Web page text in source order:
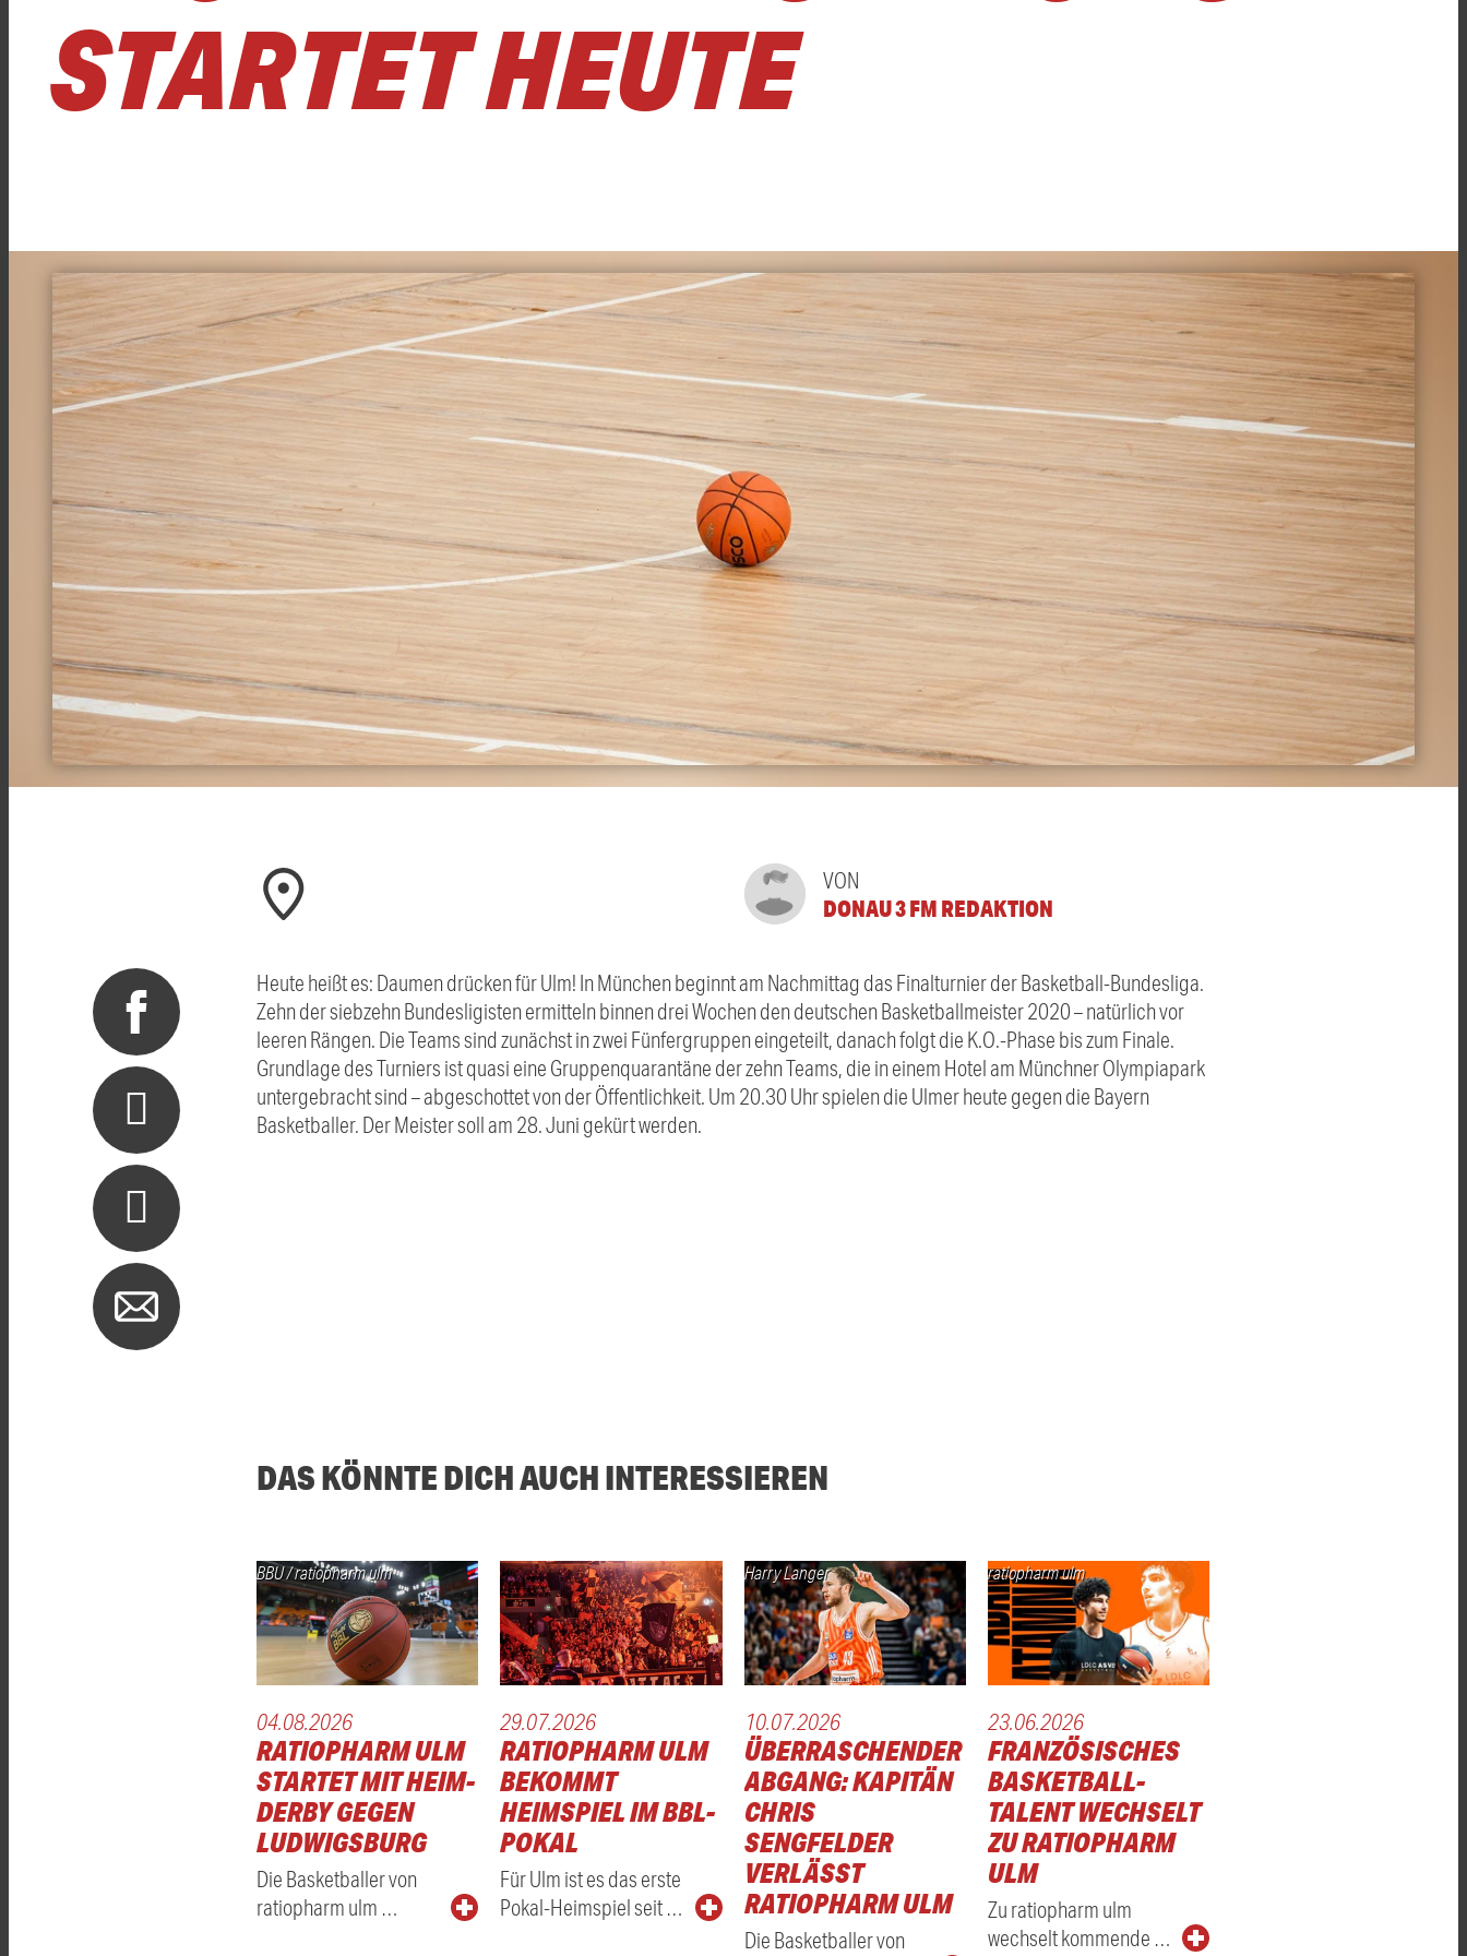
STARTET HEUTE
VON
DONAU 3 FM REDAKTION
Heute heißt es: Daumen drücken für Ulm! In München beginnt am Nachmittag das Finalturnier der Basketball-Bundesliga.
Zehn der siebzehn Bundesligisten ermitteln binnen drei Wochen den deutschen Basketballmeister 2020 – natürlich vor
leeren Rängen. Die Teams sind zunächst in zwei Fünfergruppen eingeteilt, danach folgt die K.O.-Phase bis zum Finale.
Grundlage des Turniers ist quasi eine Gruppenquarantäne der zehn Teams, die in einem Hotel am Münchner Olympiapark
untergebracht sind – abgeschottet von der Öffentlichkeit. Um 20.30 Uhr spielen die Ulmer heute gegen die Bayern
Basketballer. Der Meister soll am 28. Juni gekürt werden.
DAS KÖNNTE DICH AUCH INTERESSIEREN
BBU / ratiopharm ulm
04.08.2026
RATIOPHARM ULM
STARTET MIT HEIM-
DERBY GEGEN
LUDWIGSBURG
Die Basketballer von
ratiopharm ulm …
29.07.2026
RATIOPHARM ULM
BEKOMMT
HEIMSPIEL IM BBL-
POKAL
Für Ulm ist es das erste
Pokal-Heimspiel seit …
Harry Langer
10.07.2026
ÜBERRASCHENDER
ABGANG: KAPITÄN
CHRIS
SENGFELDER
VERLÄSST
RATIOPHARM ULM
Die Basketballer von
ratiopharm ulm
23.06.2026
FRANZÖSISCHES
BASKETBALL-
TALENT WECHSELT
ZU RATIOPHARM
ULM
Zu ratiopharm ulm
wechselt kommende …